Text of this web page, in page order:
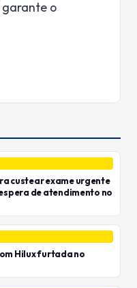
garante o
custear exame urgente
de atendimento no
Hilux furtada no